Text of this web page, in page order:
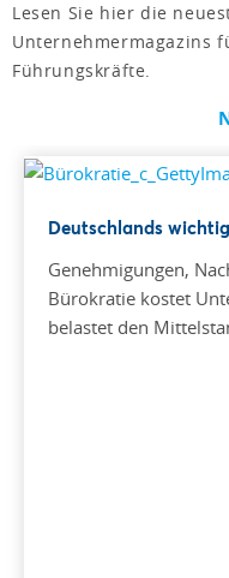
Lesen Sie hier die
Unternehmermagazins
Führungskräfte.
Deutschlands
Genehmigungen,
Bürokratie kostet
belastet den